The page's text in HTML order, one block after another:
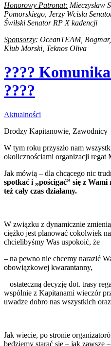
Honorowy Patronat: Mieczysław
Pomorskiego, Jerzy Wcisła
Świlski Senator RP X kadencji
Sponsorzy: OceanTEAM,
Klub Morski, Teknos Oliva
????
????
Aktualności
Drodzy Kapitanowie, Zawodnicy
W tym roku przyszło nam
okolicznościami organizacji regat
Jak mówią – dla chcącego nic
spotkać i „pościgać” się z
też cały czas działamy.
W związku z dynamicznie
ciężko jest planować cokolwiek
chcielibyśmy Was uspokoić, że
– na pewno nie chcemy narazić
obowiązkowej kwarantanny,
– ostateczną decyzję dot. trasy
wspólnie z Kapitanami wieczór
uwadze dobro nas wszystkich
Jak wiecie, po stronie
będziemy starać się – jak zawsze